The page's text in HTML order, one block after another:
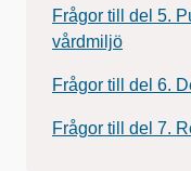
Frågor till del 5.
vårdmiljö
Frågor till del 6.
Frågor till del 7.